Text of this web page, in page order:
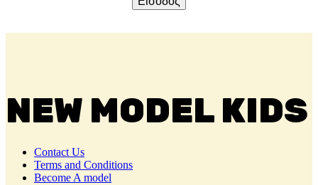
NEW MODEL KIDS
Contact Us
Terms and Conditions
Become A model